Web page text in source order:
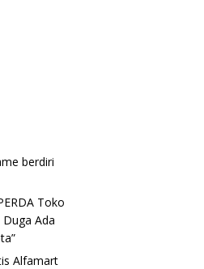
berdiri
Toko
Ada
Alfamart